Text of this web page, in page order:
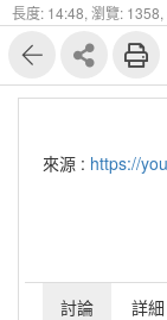
長度: 14:48, 瀏覽: 1358,
來源 : https://
討論 詳細